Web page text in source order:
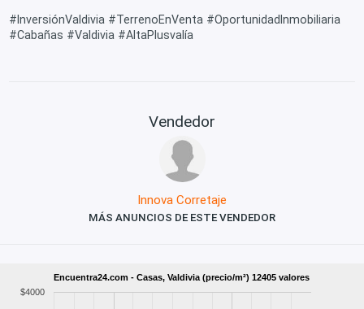
#InversiónValdivia #TerrenoEnVenta #OportunidadInmobiliaria
#Cabañas #Valdivia #AltaPlusvalía
Vendedor
Innova Corretaje
MÁS ANUNCIOS DE ESTE VENDEDOR
Encuentra24.com - Casas, Valdivia (precio/m²) 12405 valores
$4000